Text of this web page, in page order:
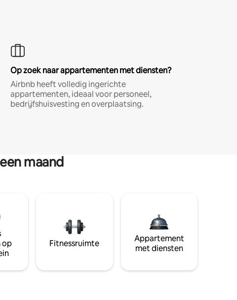
Op zoek naar appartementen met diensten?
Airbnb heeft volledig ingerichte
appartementen, ideaal voor personeel,
bedrijfshuisvesting en overplaatsing.
maand
op
Fitnessruimte
Appartement
met diensten